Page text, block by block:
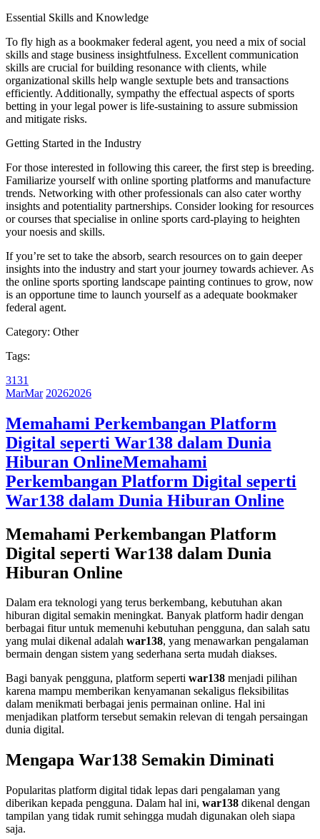
Essential Skills and Knowledge
To fly high as a bookmaker federal agent, you need a mix of social
skills and stage business insightfulness. Excellent communication
skills are crucial for building resonance with clients, while
organizational skills help wangle sextuple bets and transactions
efficiently. Additionally, sympathy the effectual aspects of sports
betting in your legal power is life-sustaining to assure submission
and mitigate risks.
Getting Started in the Industry
For those interested in following this career, the first step is breeding.
Familiarize yourself with online sporting platforms and manufacture
trends. Networking with other professionals can also cater worthy
insights and potentiality partnerships. Consider looking for resources
or courses that specialise in online sports card-playing to heighten
your noesis and skills.
If you’re set to take the absorb, search resources on to gain deeper
insights into the industry and start your journey towards achiever. As
the online sports sporting landscape painting continues to grow, now
is an opportune time to launch yourself as a adequate bookmaker
federal agent.
Category: Other
Tags:
3131
MarMar 20262026
Memahami Perkembangan Platform
Digital seperti War138 dalam Dunia
Hiburan OnlineMemahami
Perkembangan Platform Digital seperti
War138 dalam Dunia Hiburan Online
Memahami Perkembangan Platform
Digital seperti War138 dalam Dunia
Hiburan Online
Dalam era teknologi yang terus berkembang, kebutuhan akan
hiburan digital semakin meningkat. Banyak platform hadir dengan
berbagai fitur untuk memenuhi kebutuhan pengguna, dan salah satu
yang mulai dikenal adalah war138, yang menawarkan pengalaman
bermain dengan sistem yang sederhana serta mudah diakses.
Bagi banyak pengguna, platform seperti war138 menjadi pilihan
karena mampu memberikan kenyamanan sekaligus fleksibilitas
dalam menikmati berbagai jenis permainan online. Hal ini
menjadikan platform tersebut semakin relevan di tengah persaingan
dunia digital.
Mengapa War138 Semakin Diminati
Popularitas platform digital tidak lepas dari pengalaman yang
diberikan kepada pengguna. Dalam hal ini, war138 dikenal dengan
tampilan yang tidak rumit sehingga mudah digunakan oleh siapa
saja.